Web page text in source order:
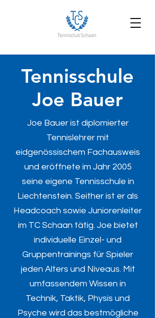
Tennisschule
Joe Bauer
Joe Bauer ist diplomierter
Tennislehrer mit
eidgenössischem Fachausweis
und eröffnete im Jahr 2005
seine eigene Tennisschule in
Liechtenstein. Seither ist er als
Headcoach sowie Juniorenleiter
im TC Schaan tätig. Joe bietet
individuelle Einzel- und
Gruppentrainings für Spieler
jeden Alters und Niveaus. Mit
umfassendem Wissen in
Technik, Taktik, Physis und
Psyche wird das bestmögliche